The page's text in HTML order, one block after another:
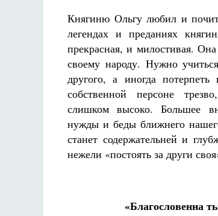
Княгиню Ольгу любил и
легендах и преданиях
прекрасная, и милостивая.
своему народу. Нужно
другого, а иногда
собственной персоне
слишком высоко. Большее
нужды и беды ближнего
станет содержательней и
нежели «постоять за други
«Благословенна